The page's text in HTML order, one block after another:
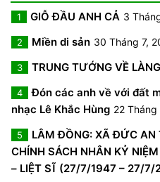
1 GIỖ ĐẦU ANH CẢ 3
2 Miền di sản 30 Tháng 7,
3 TRUNG TƯỚNG VỀ LÀNG
4
Đón các anh về với đất
nhạc Lê Khắc Hùng 22 Tháng
5
LÂM ĐỒNG: XÃ ĐỨC AN
CHÍNH SÁCH NHÂN KỶ
– LIỆT SĨ (27/7/1947 – 27/7/